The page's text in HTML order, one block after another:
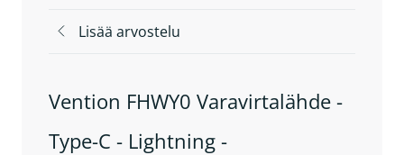
Lisää arvostelu
Vention FHWY0 Varavirtalähde -
Type-C - Lightning -